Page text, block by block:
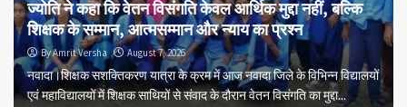
ज्योति ने कहा कि वेतन विसंगति केवल आर्थिक मुद्दा नहीं, बल्कि
शिक्षक के सम्मान, आत्मसम्मान और न्याय का प्रश्न
By Amrit Versha August 7, 2026
नवादा।शिक्षक सशक्तिकरण यात्रा के क्रम में आज नवादा जिले के विभिन्न विद्यालयों
एवं महाविद्यालयों में शिक्षक साथियों से संवाद के दौरान वेतन विसंगति का मुद्दा...